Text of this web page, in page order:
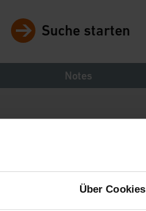
Über Cookies
Suche starten
Notes